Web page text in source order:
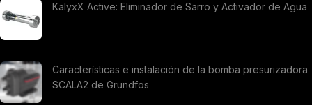
KalyxX Active: Eliminador de Sarro y Activador de Agua
Características e instalación de la bomba presurizadora
SCALA2 de Grundfos